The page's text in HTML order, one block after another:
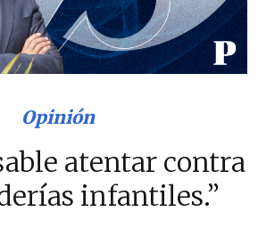
Opinión
atentar contra
infantiles.”